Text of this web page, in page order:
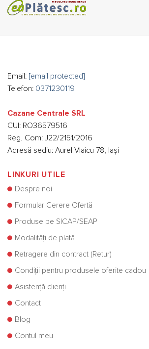
Email: [email protected]
Telefon: 0371230119
Cazane Centrale SRL
CUI: RO36579516
Reg. Com: J22/2151/2016
Adresă sediu: Aurel Vlaicu 78, Iași
LINKURI UTILE
Despre noi
Formular Cerere Ofertă
Produse pe SICAP/SEAP
Modalități de plată
Retragere din contract (Retur)
Condiții pentru produsele oferite cadou
Asistență clienți
Contact
Blog
Contul meu